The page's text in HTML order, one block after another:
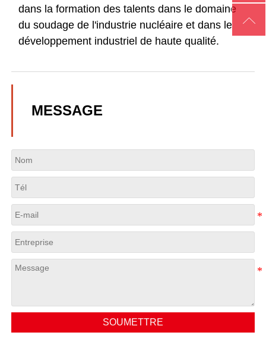
dans la formation des talents dans le domaine
du soudage de l'industrie nucléaire et dans le
développement industriel de haute qualité.
MESSAGE
SOUMETTRE
